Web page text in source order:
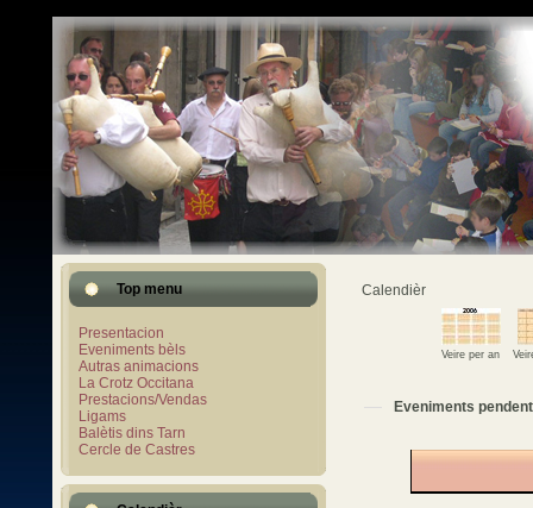
Top menu
Presentacion
Eveniments bèls
Autras animacions
La Crotz Occitana
Prestacions/Vendas
Ligams
Balètis dins Tarn
Cercle de Castres
Calendièr
Veire per an
Eveniments pendent